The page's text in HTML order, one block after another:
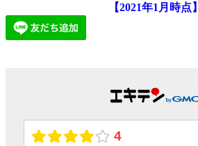
【2021年1月時点】